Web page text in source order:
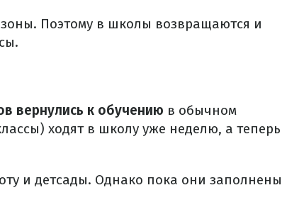
Поэтому в школы возвращаются и
вернулись к обучению в обычном
ходят в школу уже неделю, а теперь
и детсады. Однако пока они заполнены